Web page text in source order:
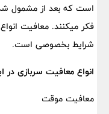
است که بعد از مشمول
فکر میکنند. معافیت
شرایط بخصوصی است.
انواع معافیت سربازی در
معافیت موقت